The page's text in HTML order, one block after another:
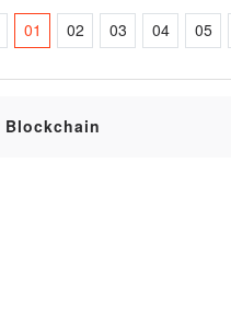
01 02 03 04 05